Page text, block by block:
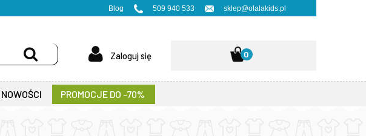
Blog 509 940 533 sklep@olalakids.pl
0
Zaloguj się
NOWOŚCI PROMOCJE DO -70%